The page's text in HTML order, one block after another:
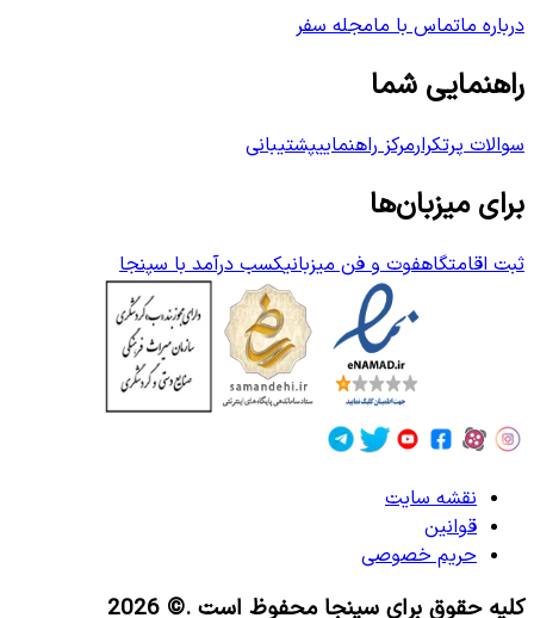
درباره ماتماس با مامجله سفر
راهنمایی شما
سوالات پرتکرارمرکز راهنماییپشتیبانی
برای میزبان‌ها
ثبت اقامتگاهفوت و فن میزبانیکسب درآمد با سپنجا
نقشه سایت
قوانین
حریم خصوصی
کلیه حقوق برای سپنجا محفوظ است .© 2026